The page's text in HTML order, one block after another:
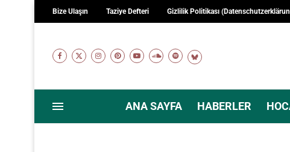
Bize Ulaşın Taziye Defteri Gizlilik Politikası
ANA SAYFA HABERLER